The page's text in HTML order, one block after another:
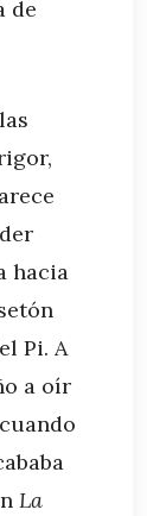
de
hacia
Pi. A
a oír
La